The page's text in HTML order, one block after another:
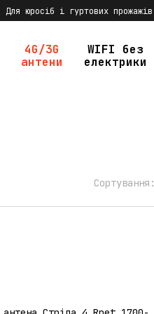
Для юросіб і гуртових прожажів
4G/3G
антени
WIFI без
електрики
Сортування: